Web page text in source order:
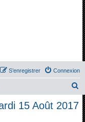
Connexion
S’enregistrer
15 Août 2017